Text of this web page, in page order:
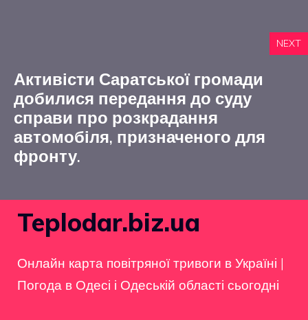
NEXT
Активісти Саратської громади
добилися передання до суду
справи про розкрадання
автомобіля, призначеного для
фронту.
Teplodar.biz.ua
Онлайн карта повітряної тривоги в Україні |
Погода в Одесі і Одеській області сьогодні